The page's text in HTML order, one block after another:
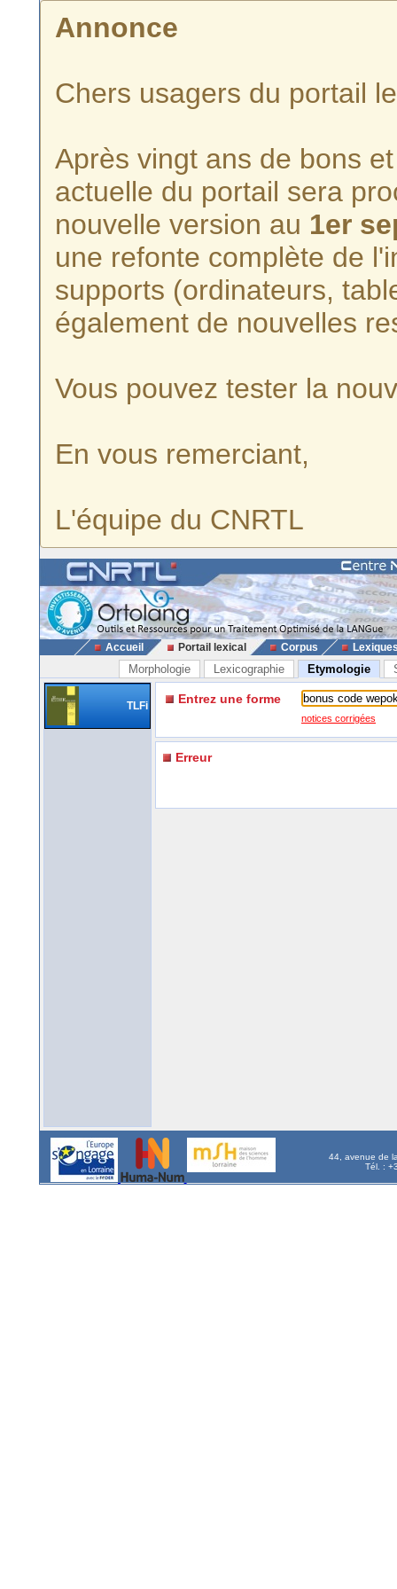
Annonce
Chers usagers du portail
Après vingt ans de bons
actuelle du portail sera
nouvelle version au 1er
une refonte complète de
supports (ordinateurs,
également de nouvelles
Vous pouvez tester la
En vous remerciant,
L'équipe du CNRTL
Accueil Portail lexical Corpus
Morphologie Lexicographie Etymologie
TLFi Entrez une forme
notices corrigées
Erreur
44, avenue de
Tél. :